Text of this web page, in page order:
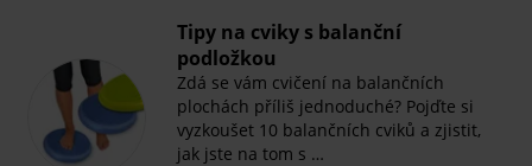
Tipy na cviky s balanční
podložkou
Zdá se vám cvičení na balančních
plochách příliš jednoduché? Pojďte si
vyzkoušet 10 balančních cviků a zjistit,
jak jste na tom s …